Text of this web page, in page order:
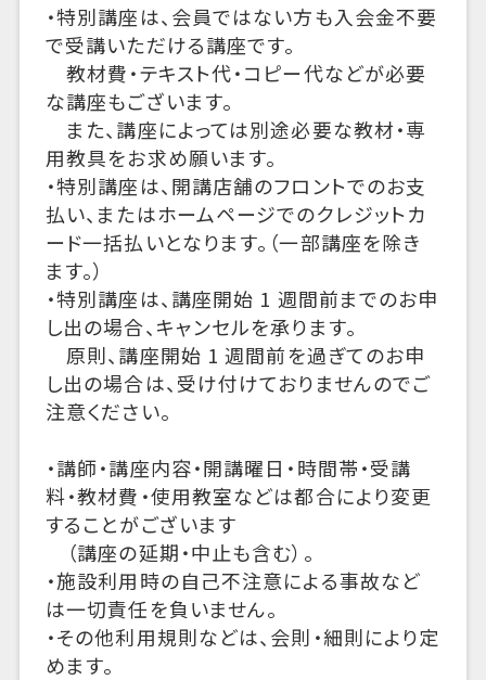
・特別講座は、会員ではない方も入会金不要
で受講いただける講座です。
教材費・テキスト代・コピー代などが必要
な講座もございます。
また、講座によっては別途必要な教材・専
用教具をお求め願います。
・特別講座は、開講店舗のフロントでのお支
払い、またはホームページでのクレジットカ
ード一括払いとなります。（一部講座を除き
ます。）
・特別講座は、講座開始 1 週間前までのお申
し出の場合、キャンセルを承ります。
原則、講座開始 1 週間前を過ぎてのお申
し出の場合は、受け付けておりませんのでご
注意ください。
・講師・講座内容・開講曜日・時間帯・受講
料・教材費・使用教室などは都合により変更
することがございます
（講座の延期・中止も含む）。
・施設利用時の自己不注意による事故など
は一切責任を負いません。
・その他利用規則などは、会則・細則により定
めます。